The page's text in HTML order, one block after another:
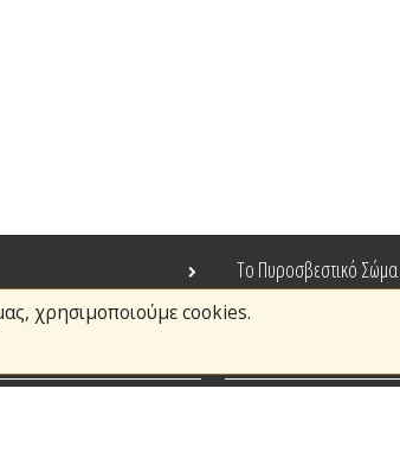
χρησιμοποιούμε cookies.
Το Πυροσβεστικό Σώμα
Τράπεζα Ιδεών